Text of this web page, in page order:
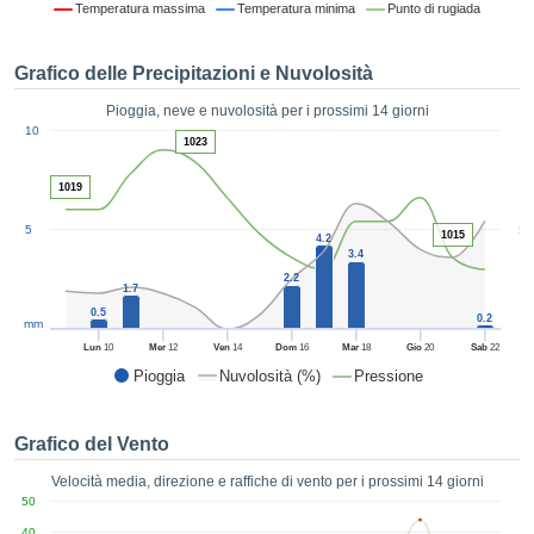
o
per
senza
clic sul
CONTINUA
Temperatura massima Temperatura minima Punto di rugiada
Grafico delle Precipitazioni e Nuvolosità
Pioggia, neve e nuvolosità per i prossimi 14 giorni
Pioggia Nuvolosità (%) Pressione
50
Lun 10 Mer12 Ven14 Dom16 Mar18 Gio 20 Sab22
5
10
mm
0.5
1.7
2.2
4.2
3.4
0.2
1019
1023
1015
Grafico del Vento
Velocità media, direzione e raffiche di vento per i prossimi 14 giorni
50